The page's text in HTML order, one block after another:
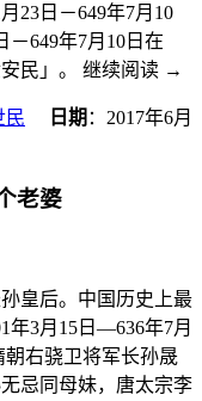
23日－649年7月10
－649年7月10日在
民」。 继续阅读 →
民 日期 ： 2017年6月
老婆
皇后。中国历史上最
年3月15日—636年7月
朝右骁卫将军长孙晟
忌同母妹，唐太宗李